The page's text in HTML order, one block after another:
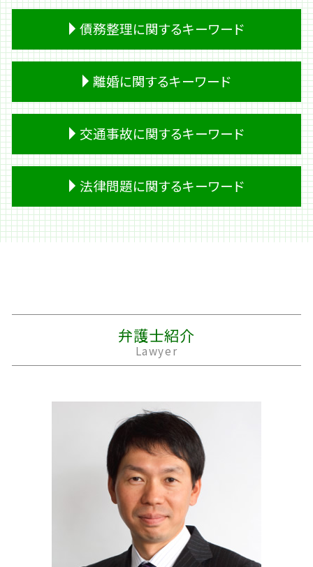
遺留分 割合
熟慮期間 伸長
預金 相続
遺留分 計算
相続 順位
相続 土地
成年後見制度 デメリット
遺産分割 調停
生前贈与
遺言書 無効
相続放棄 期間
債務整理に関するキーワード
個人再生 費用
会社 借金
夫 借金
妻 借金
借金 計算
個人再生 車
過払い金請求 デメリット
キャッシング 返済
借金 利子
個人再生 住宅ローン
破産 流れ
離婚に関するキーワード
離婚 原因
離婚 期間
夫 不倫
別居 生活費
離婚 モラハラ
婿養子 離婚
離婚 養育費
家庭裁判所 離婚
精神的 DV
交通事故に関するキーワード
交通事故 死亡
自動運転 死亡事故
後遺障害等級申請 事前認定
交通事故 損害賠償
事故 示談金
示談金 相場
交差点 事故 過失割合
交通事故 診断書
交通事故 入院 慰謝料
死亡事故 加害者 家族
交通事故 過失割合
法律問題に関するキーワード
法律問題 品川区
公正証書 法律
目黒区 法律問題
労働問題 どこに相談
借金問題 法律問題
過払い請求 法律事務所
契約 トラブル 法律問題
不動産 賃貸 トラブル
民事 法律問題
不動産 売買 法律問題
不動産 管理 トラブル
契約書 トラブル 法律問題
弁護士紹介
Lawyer